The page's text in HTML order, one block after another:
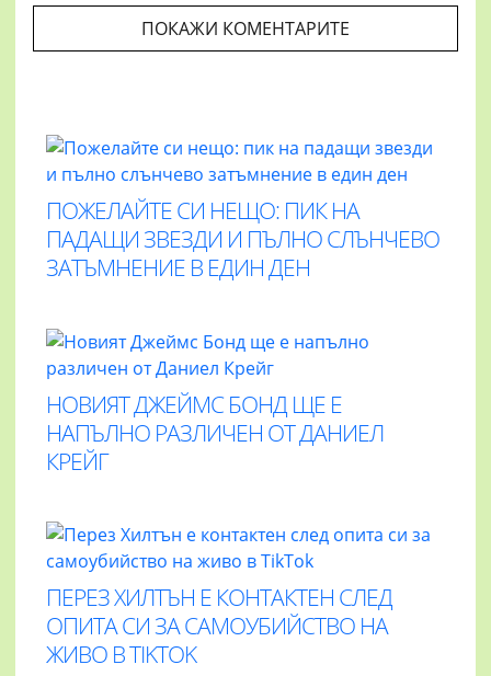
ПОКАЖИ КОМЕНТАРИТЕ
ПОЖЕЛАЙТЕ СИ НЕЩО: ПИК НА
ПАДАЩИ ЗВЕЗДИ И ПЪЛНО СЛЪНЧЕВО
ЗАТЪМНЕНИЕ В ЕДИН ДЕН
НОВИЯТ ДЖЕЙМС БОНД ЩЕ Е
НАПЪЛНО РАЗЛИЧЕН ОТ ДАНИЕЛ
КРЕЙГ
ПЕРЕЗ ХИЛТЪН Е КОНТАКТЕН СЛЕД
ОПИТА СИ ЗА САМОУБИЙСТВО НА
ЖИВО В TIKTOK